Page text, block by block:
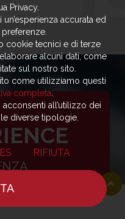
DI
Privacy.
accurata ed
cookie tecnici e di terze
alcuni dati, come
sul nostro sito.
come utilizziamo questi
completa
acconsenti all’utilizzo dei
diverse tipologie.
RIFIUTA